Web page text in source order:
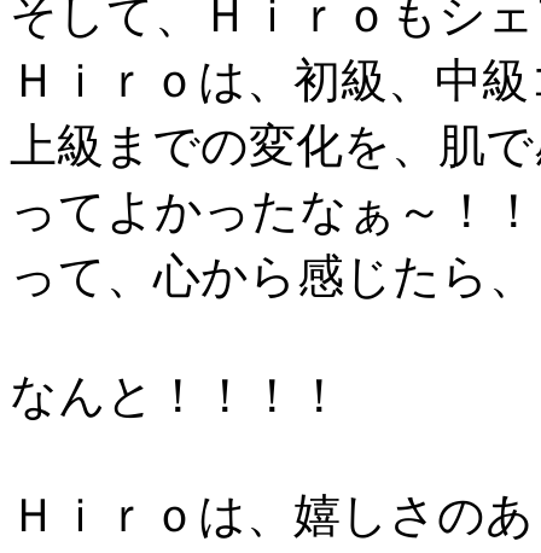
そして、Ｈｉｒｏもシ
Ｈｉｒｏは、初級、中
上級までの変化を、肌
ってよかったなぁ～！
って、心から感じたら、
なんと！！！！
Ｈｉｒｏは、嬉しさの